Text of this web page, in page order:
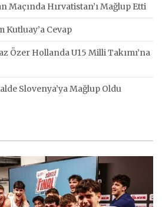
Maçında Hırvatistan’ı Mağlup Etti
Kutluay’a Cevap
Özer Hollanda U15 Milli Takımı’na
Slovenya’ya Mağlup Oldu